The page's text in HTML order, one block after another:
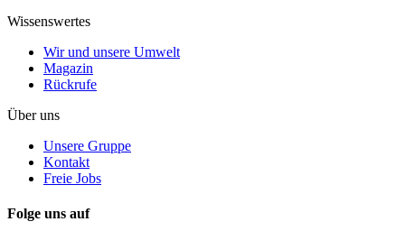
Wissenswertes
Wir und unsere Umwelt
Magazin
Rückrufe
Über uns
Unsere Gruppe
Kontakt
Freie Jobs
Folge uns auf